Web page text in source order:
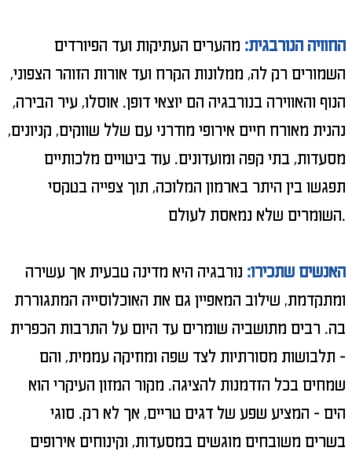
החוויה הנורבגית: מהערים העתיקות ועד הפיורדים
השמורים רק לה, ממלונות הקרח ועד אורות הזוהר הצפוני,
הנוף והאווירה בנורבגיה הם יוצאי דופן. אוסלו, עיר הבירה,
נהנית מאורח חיים אירופי מודרני עם שלל שווקים, קניונים,
מסעדות, בתי קפה ומועדונים. עוד ביטויים מלכותיים
תפגשו בין היתר בארמון המלוכה, תוך צפייה בטקסי
השומרים שלא נמאסת לעולם.
האנשים שתכירו: נורבגיה היא מדינה טבעית אך עשירה
ומתקדמת, שילוב המאפיין גם את האוכלוסייה המתגוררת
בה. רבים מתושביה שומרים עד היום על התרבות הכפרית
- תלבושות מסורתיות לצד שפה ומוזיקה עממית, והם
שמחים בכל הזדמנות להציגה. מקור המזון העיקרי הוא
הים - המציע שפע של דגים טריים, אך לא רק. סוגי
בשרים משובחים מוגשים במסעדות, וקינוחים אירופים